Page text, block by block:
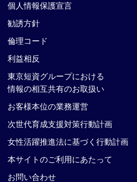
個人情報保護宣言
勧誘方針
倫理コード
利益相反
東京短資グループにおける
情報の相互共有のお取扱い
お客様本位の業務運営
次世代育成支援対策行動計画
女性活躍推進法に基づく行動計画
本サイトのご利用にあたって
お問い合わせ